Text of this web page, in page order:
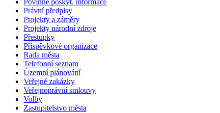
Povinně poskyt. informace
Právní předpisy
Projekty a záměry
Projekty národní zdroje
Přestupky
Příspěvkové organizace
Rada města
Telefonní seznam
Územní plánování
Veřejné zakázky
Veřejnoprávní smlouvy
Volby
Zastupitelstvo města